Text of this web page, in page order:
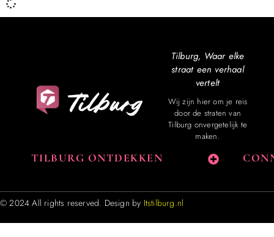
TILBURG ONTDEKKEN
Tilburg, Waar elke
straat een verhaal
vertelt
Wij zijn hier om je reis
door de straten van
Tilburg onvergetelijk te
maken.
© 2024 All rights reserved. Design by Itstilburg.nl